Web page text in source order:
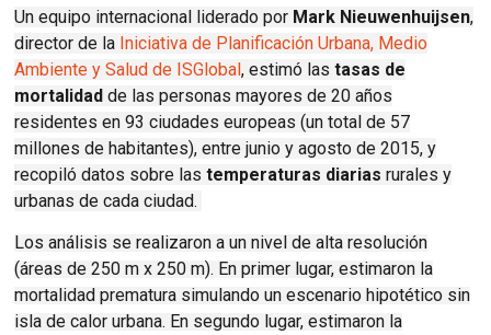
Un equipo internacional liderado por Mark Nieuwenhuijsen,
director de la Iniciativa de Planificación Urbana, Medio
Ambiente y Salud de ISGlobal, estimó las tasas de
mortalidadde las personas mayores de 20 años
residentes en 93 ciudades europeas (un total de 57
millones de habitantes), entre junio y agosto de 2015, y
recopiló datos sobre las temperaturas diarias rurales y
urbanas de cada ciudad.
Los análisis se realizaron a un nivel de alta resolución
(áreas de 250 m x 250 m). En primer lugar, estimaron la
mortalidad prematura simulando un escenario hipotético sin
isla de calor urbana. En segundo lugar, estimaron la